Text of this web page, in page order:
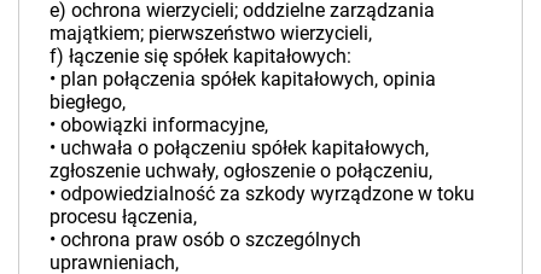
e) ochrona wierzycieli; oddzielne zarządzania
majątkiem; pierwszeństwo wierzycieli,
f) łączenie się spółek kapitałowych:
• plan połączenia spółek kapitałowych, opinia
biegłego,
• obowiązki informacyjne,
• uchwała o połączeniu spółek kapitałowych,
zgłoszenie uchwały, ogłoszenie o połączeniu,
• odpowiedzialność za szkody wyrządzone w toku
procesu łączenia,
• ochrona praw osób o szczególnych
uprawnieniach,